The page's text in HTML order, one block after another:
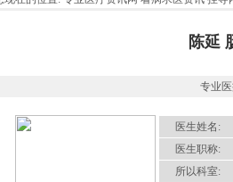
陈延
专业
医生姓名:
医生职称:
所以科室: